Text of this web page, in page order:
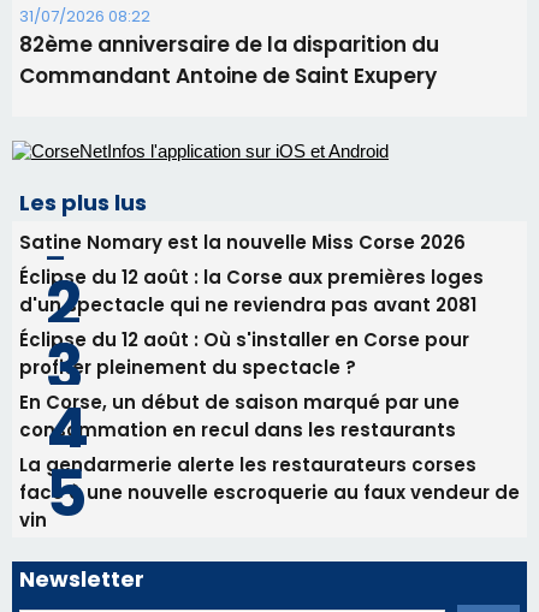
Satine Nomary est la nouvelle Miss Corse 2026
Éclipse du 12 août : la Corse aux premières loges
d'un spectacle qui ne reviendra pas avant 2081
profiter pleinement du spectacle ?
consommation en recul dans les restaurants
La gendarmerie alerte les restaurateurs corses
face à une nouvelle escroquerie au faux vendeur de
vin
Newsletter
Inscrivez-vous à la newsletter de CNI et recevez par
email les infos les plus importantes et une sélection de
nos meilleurs articles